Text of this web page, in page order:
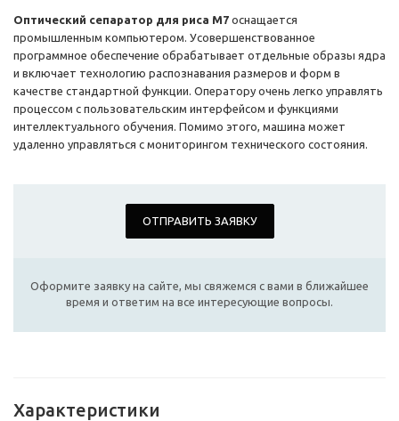
Оптический сепаратор для риса M7 оснащается
промышленным компьютером. Усовершенствованное
программное обеспечение обрабатывает отдельные образы ядра
и включает технологию распознавания размеров и форм в
качестве стандартной функции. Оператору очень легко управлять
процессом с пользовательским интерфейсом и функциями
интеллектуального обучения. Помимо этого, машина может
удаленно управляться с мониторингом технического состояния.
ОТПРАВИТЬ ЗАЯВКУ
Оформите заявку на сайте, мы свяжемся с вами в ближайшее
время и ответим на все интересующие вопросы.
Характеристики